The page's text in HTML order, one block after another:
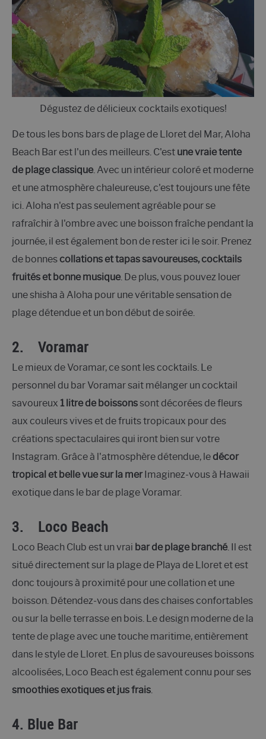
Dégustez de délicieux cocktails exotiques!
De tous les bons bars de plage de Lloret del Mar, Aloha
Beach Bar est l'un des meilleurs. C'est une vraie tente
de plage classique. Avec un intérieur coloré et moderne
et une atmosphère chaleureuse, c'est toujours une fête
ici. Aloha n'est pas seulement agréable pour se
rafraîchir à l'ombre avec une boisson fraîche pendant la
journée, il est également bon de rester ici le soir. Prenez
de bonnescollations et tapas savoureuses, cocktails
fruités et bonne musique. De plus, vous pouvez louer
une shisha à Aloha pour une véritable sensation de
plage détendue et un bon début de soirée.
2. Voramar
Le mieux de Voramar, ce sont les cocktails. Le
personnel du bar Voramar sait mélanger un cocktail
savoureux 1 litre de boissonssont décorées de fleurs
aux couleurs vives et de fruits tropicaux pour des
créations spectaculaires qui iront bien sur votre
Instagram. Grâce à l'atmosphère détendue, le décor
tropical et belle vue sur la merImaginez-vous à Hawaii
exotique dans le bar de plage Voramar.
3. Loco Beach
Loco Beach Club est un vrai bar de plage branché. Il est
situé directement sur la plage de Playa de Lloret et est
donc toujours à proximité pour une collation et une
boisson. Détendez-vous dans des chaises confortables
ou sur la belle terrasse en bois. Le design moderne de la
tente de plage avec une touche maritime, entièrement
dans le style de Lloret. En plus de savoureuses boissons
alcoolisées, Loco Beach est également connu pour ses
smoothies exotiques et jus frais.
4. Blue Bar